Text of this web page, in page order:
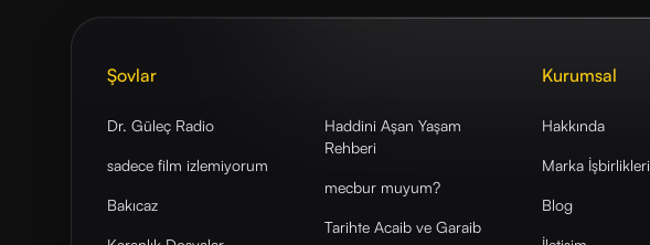
Şovlar
Dr. Güleç Radio
sadece film izlemiyorum
Bakıcaz
Haddini Aşan Yaşam
Rehberi
mecbur muyum?
Tarihte Acaib ve Garaib
Kurumsal
Hakkında
Marka İşbirlikleri
Blog